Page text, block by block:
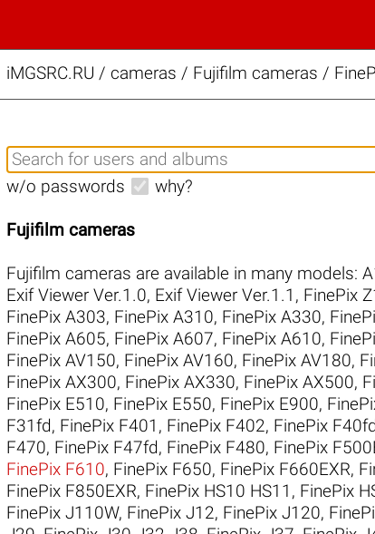
iMGSRC.RU / cameras / Fujifilm cameras /
w/o passwords why?
Fujifilm cameras
Fujifilm cameras are available in many models:
Exif Viewer Ver.1.0, Exif Viewer Ver.1.1 , FinePix
FinePix A303, FinePix A310, FinePix A330,
FinePix A605, FinePix A607, FinePix A610,
FinePix AV150, FinePix AV160, FinePix AV180,
FinePix AX300, FinePix AX330, FinePix AX500,
FinePix E510, FinePix E550, FinePix E900,
F31fd, FinePix F401 , FinePix F402, FinePix F40fd
F470, FinePix F47fd, FinePix F480, FinePix
FinePix F610, FinePix F650, FinePix F660EXR,
FinePix F850EXR, FinePix HS10 HS11 , FinePix
FinePix J110W, FinePix J12, FinePix J120,